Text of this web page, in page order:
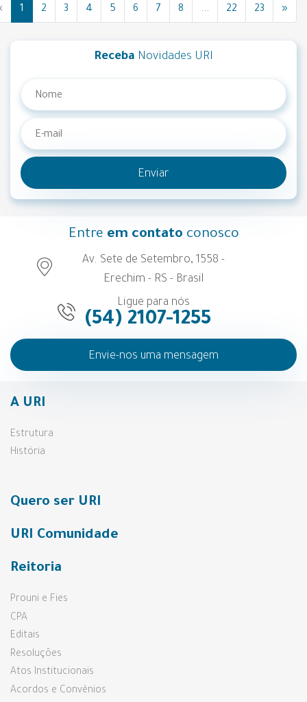
1 2 3 4 5 6 7 8 ... 22 23 »
Receba Novidades URI
Enviar
Entre em contato conosco
Av. Sete de Setembro, 1558 -
Erechim - RS - Brasil
Ligue para nós
(54) 2107-1255
Envie-nos uma mensagem
A URI
Estrutura
História
Quero ser URI
URI Comunidade
Reitoria
Prouni e Fies
CPA
Editais
Resoluções
Atos Institucionais
Acordos e Convênios